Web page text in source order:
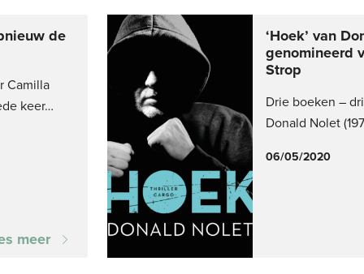
de
Camilla
keer…
meer
06/05/2020
‘Hoek’ van
genomineerd
Strop
Drie boeken –
Donald Nolet